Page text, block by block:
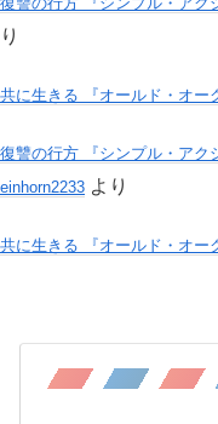
り
共に生きる 『オールド・オー
復讐の行方 『シンプル・アク
einhorn2233 より
共に生きる 『オールド・オー